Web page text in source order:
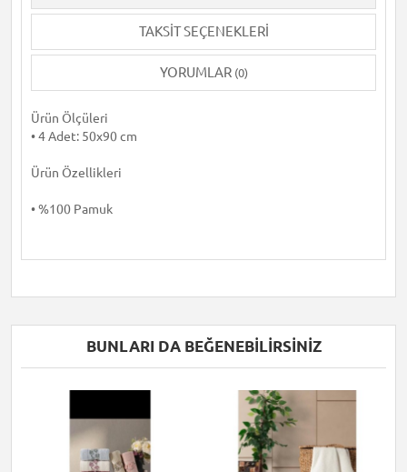
TAKSIT SEÇENEKLERI
YORUMLAR (0)
Ürün Ölçüleri
• 4 Adet: 50x90 cm
Ürün Özellikleri
• %100 Pamuk
BUNLARI DA BEĞENEBILIRSINIZ